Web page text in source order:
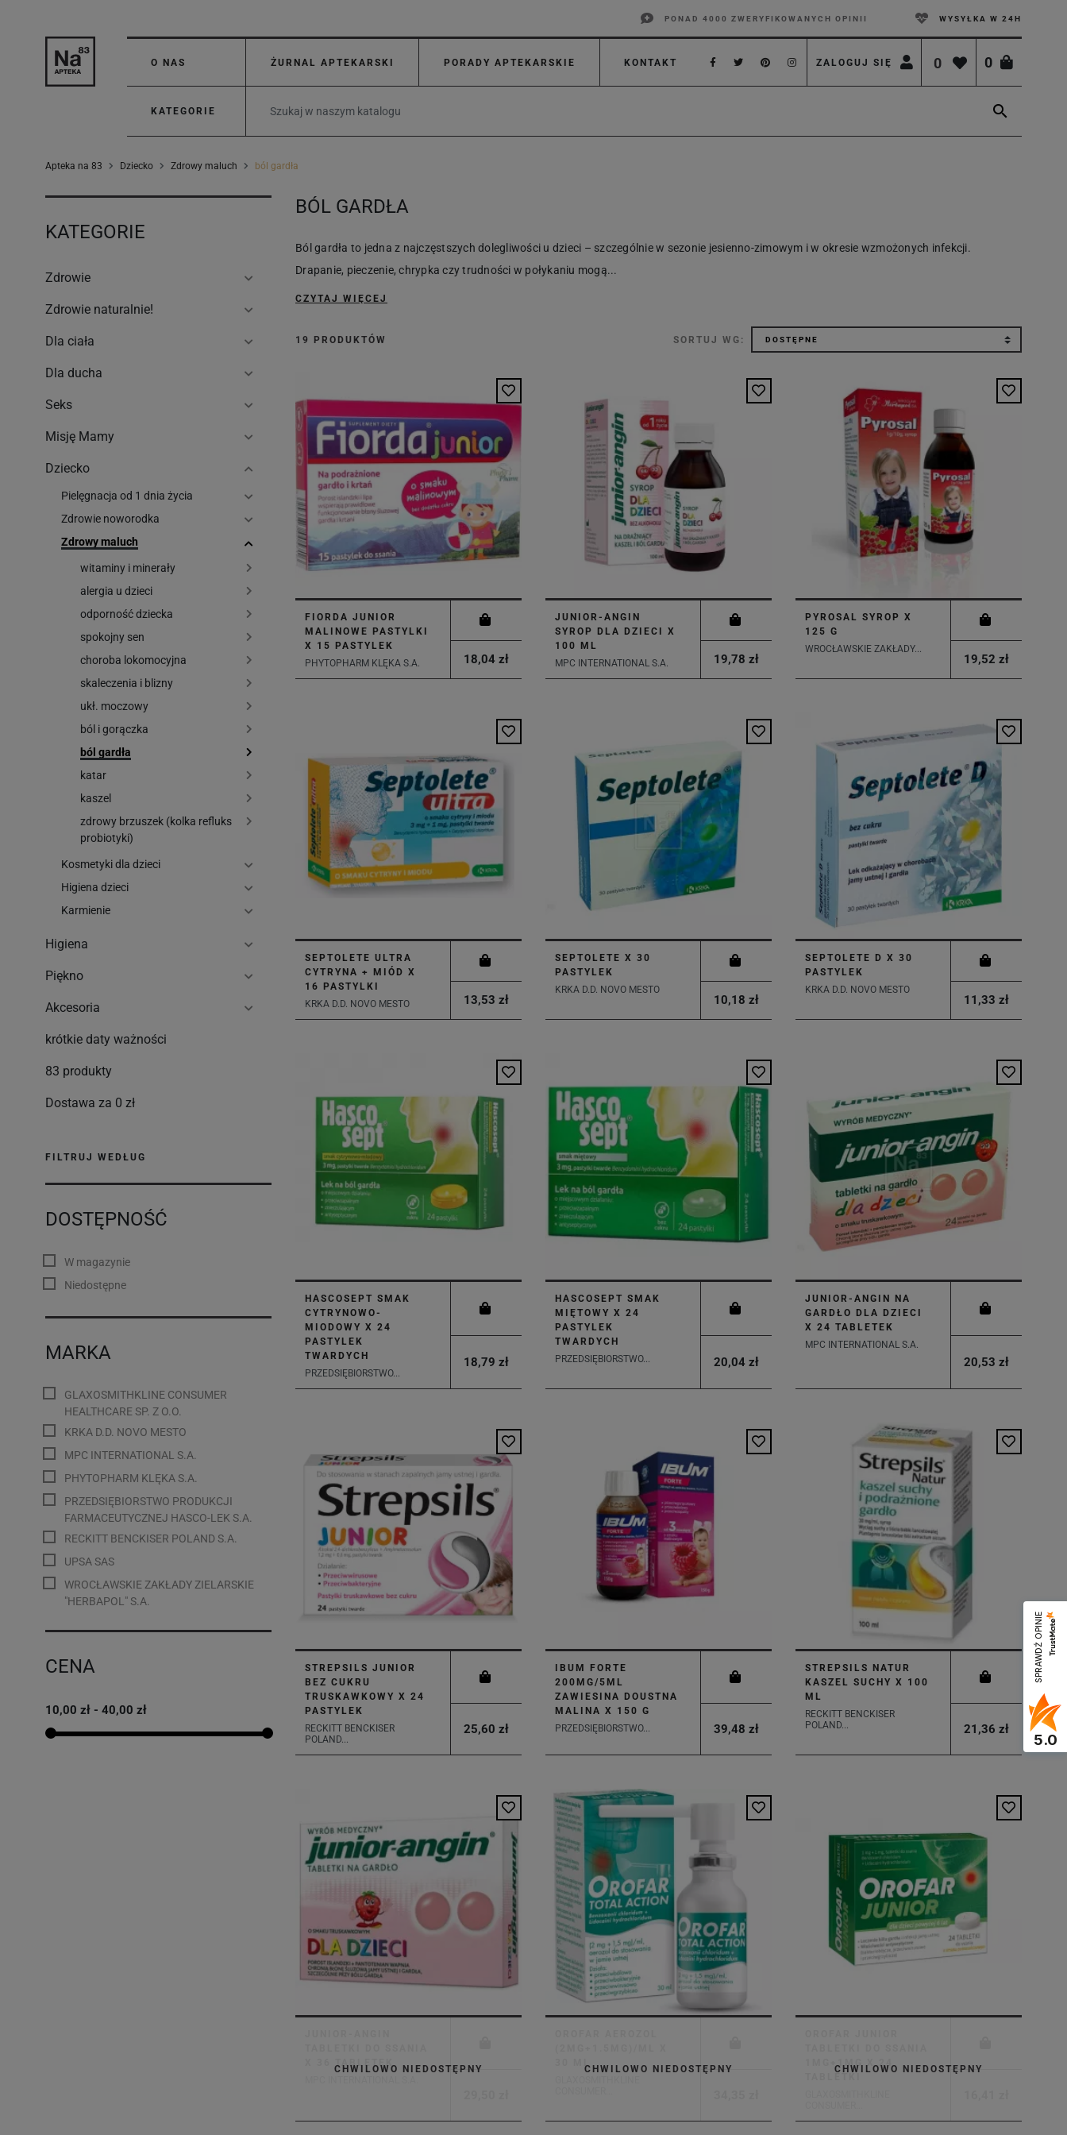
PONAD 4000 ZWERYFIKOWANYCH OPINII WYSYŁKA W 24H
O NAS ŻURNAL APTEKARSKI PORADY APTEKARSKIE KONTAKT 0
ZALOGUJ SIĘ 0
KATEGORIE 
Apteka na 83 Dziecko Zdrowy maluch ból gardła
KATEGORIE
Zdrowie
Zdrowie naturalnie!
Dla ciała
Dla ducha
Seks
Misję Mamy
Dziecko
Pielęgnacja od 1 dnia życia
Zdrowie noworodka
Zdrowy maluch
witaminy i minerały
alergia u dzieci
odporność dziecka
spokojny sen
choroba lokomocyjna
skaleczenia i blizny
ukł. moczowy
ból i gorączka
ból gardła
katar
kaszel
zdrowy brzuszek (kolka refluks
probiotyki)
Kosmetyki dla dzieci
Higiena dzieci
Karmienie
Higiena
Piękno
Akcesoria
krótkie daty ważności
83 produkty
Dostawa za 0 zł
FILTRUJ WEDŁUG
DOSTĘPNOŚĆ
W magazynie
Niedostępne
MARKA
GLAXOSMITHKLINE CONSUMER
HEALTHCARE SP. Z O.O.
KRKA D.D. NOVO MESTO
MPC INTERNATIONAL S.A.
PHYTOPHARM KLĘKA S.A.
PRZEDSIĘBIORSTWO PRODUKCJI
FARMACEUTYCZNEJ HASCO-LEK S.A.
RECKITT BENCKISER POLAND S.A.
UPSA SAS
WROCŁAWSKIE ZAKŁADY ZIELARSKIE
"HERBAPOL" S.A.
CENA
10,00 zł - 40,00 zł
BÓL GARDŁA
Ból gardła to jedna z najczęstszych dolegliwości u dzieci – szczególnie w sezonie jesienno-zimowym i w okresie wzmożonych infekcji.
Drapanie, pieczenie, chrypka czy trudności w połykaniu mogą...
CZYTAJ WIĘCEJ
19 PRODUKTÓW SORTUJ WG:
FIORDA JUNIOR
MALINOWE PASTYLKI
X 15 PASTYLEK
PHYTOPHARM KLĘKA S.A.
18,04 zł
JUNIOR-ANGIN
SYROP DLA DZIECI X
100 ML
MPC INTERNATIONAL S.A.
19,78 zł
PYROSAL SYROP X
125 G
WROCŁAWSKIE ZAKŁADY...
19,52 zł
SEPTOLETE ULTRA
CYTRYNA + MIÓD X
16 PASTYLKI
KRKA D.D. NOVO MESTO
13,53 zł
SEPTOLETE X 30
PASTYLEK
KRKA D.D. NOVO MESTO
10,18 zł
SEPTOLETE D X 30
PASTYLEK
KRKA D.D. NOVO MESTO
11,33 zł
HASCOSEPT SMAK
CYTRYNOWO-
MIODOWY X 24
PASTYLEK
TWARDYCH
PRZEDSIĘBIORSTWO...
18,79 zł
HASCOSEPT SMAK
MIĘTOWY X 24
PASTYLEK
TWARDYCH
PRZEDSIĘBIORSTWO...
20,04 zł
JUNIOR-ANGIN NA
GARDŁO DLA DZIECI
X 24 TABLETEK
MPC INTERNATIONAL S.A.
20,53 zł
STREPSILS JUNIOR
BEZ CUKRU
TRUSKAWKOWY X 24
PASTYLEK
RECKITT BENCKISER
POLAND...
25,60 zł
IBUM FORTE
200MG/5ML
ZAWIESINA DOUSTNA
MALINA X 150 G
PRZEDSIĘBIORSTWO...
39,48 zł
STREPSILS NATUR
KASZEL SUCHY X 100
ML
RECKITT BENCKISER
POLAND...
21,36 zł
CHWILOWO NIEDOSTĘPNY
X 36 TABLETEK
CHWILOWO NIEDOSTĘPNY
30 ML
CHWILOWO NIEDOSTĘPNY
1MG+1MG X 24
SPRAWDŹ OPINIE
5.0